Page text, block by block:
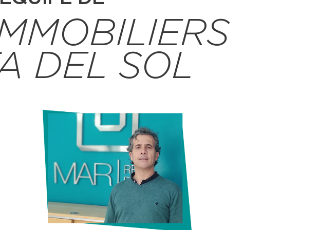
DEL SOL